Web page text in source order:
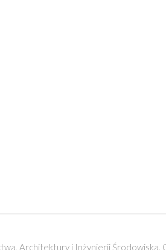
Architektury i Inżynierii Środowiska.